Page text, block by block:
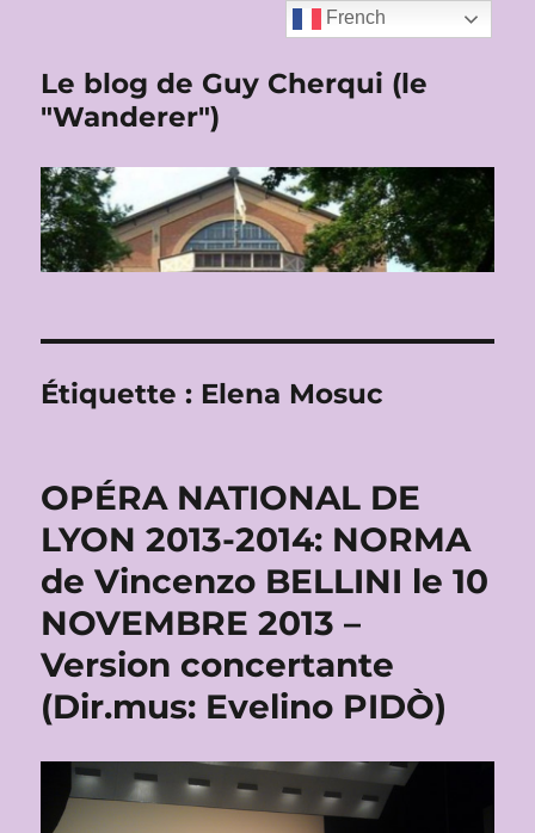
Le blog de Guy Cherqui (le
"Wanderer")
Étiquette : Elena Mosuc
OPÉRA NATIONAL DE
LYON 2013-2014: NORMA
de Vincenzo BELLINI le 10
NOVEMBRE 2013 –
Version concertante
(Dir.mus: Evelino PIDÒ)
French